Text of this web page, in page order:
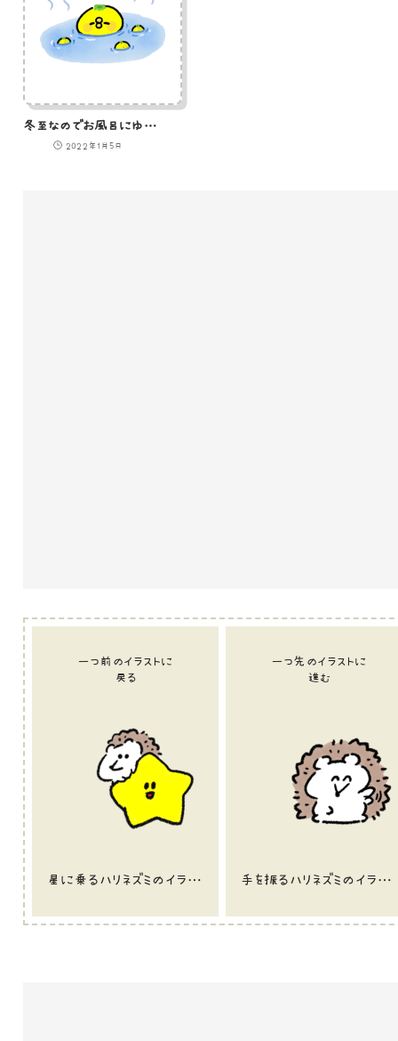
冬至なのでお風呂にゆずを浮かべるひよこのイラスト
2022年1月5日
一つ前のイラストに
戻る
星に乗るハリネズミのイラスト
一つ先のイラストに
進む
手を振るハリネズミのイラスト